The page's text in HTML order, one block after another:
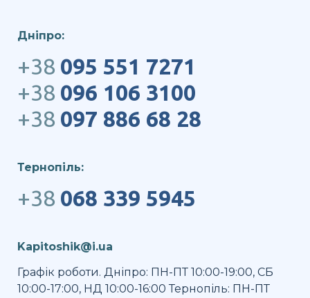
Дніпро:
+38 095 551 7271
+38 096 106 3100
+38 097 886 68 28
Тернопіль:
+38 068 339 5945
Kapitoshik@i.ua
Графік роботи. Дніпро: ПН-ПТ 10:00-19:00, СБ
10:00-17:00, НД 10:00-16:00 Тернопіль: ПН-ПТ